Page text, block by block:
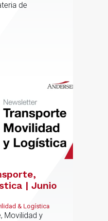
de
| Junio
& Logística
Movilidad y